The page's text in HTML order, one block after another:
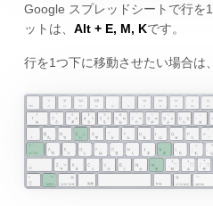
Google スプレッドシートで行を
ットは、 Alt + E, M, Kです。
行を1つ下に移動させたい場合は、